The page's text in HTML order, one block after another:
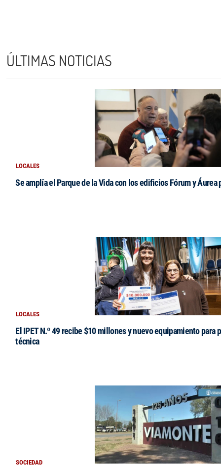
ÚLTIMAS NOTICIAS
LOCALES
Se amplía el Parque de la Vida con los edificios Fórum y
LOCALES
El IPET N.º 49 recibe $10 millones y nuevo equipamiento para
técnica
SOCIEDAD